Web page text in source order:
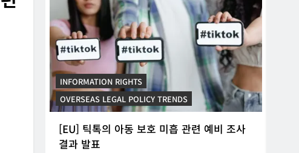
INFORMATION RIGHTS
KOREAN ICT POLICY TRENDS
[KOR] ‘본인전송요구권’ 사전협의 지원 시범
운영